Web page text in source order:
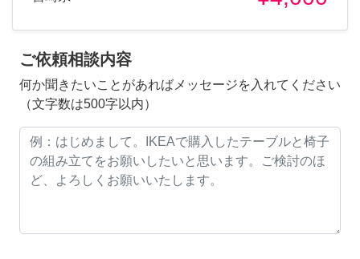
ご依頼相談内容
何か聞きたいことがあればメッセージを入れてください
（文字数は500字以内）